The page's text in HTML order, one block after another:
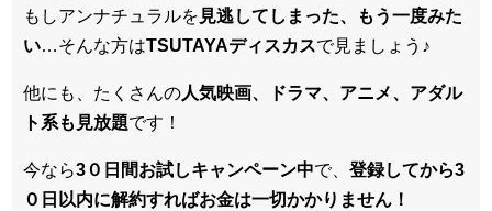
もしアンナチュラルを 見逃してしまった、
もう一度みた
い…そんな方はTSUTAYAディスカスで見ましょう♪
他にも、たくさんの人気映画、ドラマ、アニメ、アダル
ト系も見放題です！
今なら3０日間お試しキャンペーン中で、 登録してから3
０日以内に解約すればお金は一切かかりません！